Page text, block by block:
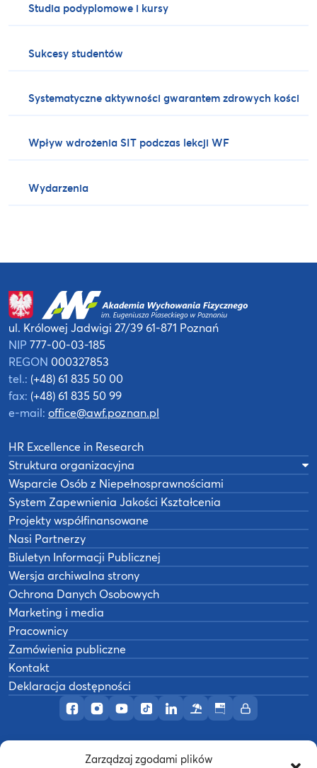
Zarządzaj zgodami plików
Studia podyplomowe i kursy
Sukcesy studentów
Systematyczne aktywności gwarantem zdrowych kości
Wpływ wdrożenia SIT podczas lekcji WF
Wydarzenia
Profil AWF Poznań w serwisie Facebook
Profil AWF Poznań w serwisie Instagram
Profil AWF Poznań w serwisie YouTube
Profil AWF Poznań w serwisie
Profil AWF Poznań w
OśrodekBiuletynIntranet
ul. Królowej Jadwigi 27/3961-871 Poznań
NIP 777-00-03-185
REGON 000327853
tel.: (+48) 61 835 50 00
fax: (+48) 61 835 50 99
e-mail: office@awf.poznan.pl
HR Excellence in Research
Struktura organizacyjna
Wsparcie Osób z Niepełnosprawnościami
System Zapewnienia Jakości Kształcenia
Projekty współfinansowane
Nasi Partnerzy
Biuletyn Informacji Publicznej
Wersja archiwalna strony
Ochrona Danych Osobowych
Marketing i media
Pracownicy
Zamówienia publiczne
Kontakt
Deklaracja dostępności
Akademia Wychowania Fizycznego w